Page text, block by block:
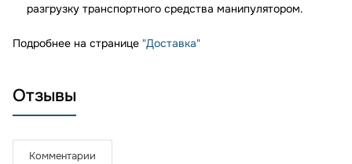
разгрузку транспортного средства манипулятором.
Подробнее на странице "Доставка"
Отзывы
Комментарии